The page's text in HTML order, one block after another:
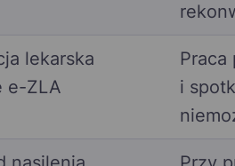
lekarska
e-ZLA
Praca
i